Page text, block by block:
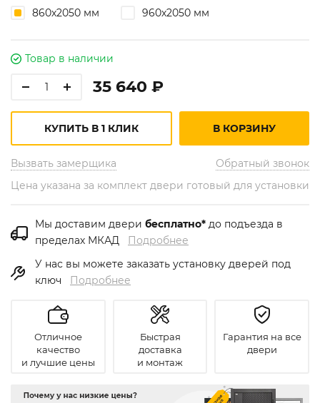
860х2050 мм
960х2050 мм
Товар в наличии
35 640 ₽
Вызвать замерщика Обратный звонок
КУПИТЬ В 1 КЛИК В КОРЗИНУ
Цена указана за комплект двери готовый для установки
Мы доставим двери бесплатно* до подъезда в
пределах МКАД Подробнее
У нас вы можете заказать установку дверей под
ключ Подробнее
Отличное
качество
и лучшие цены
Быстрая
доставка
и монтаж
Гарантия на все
двери